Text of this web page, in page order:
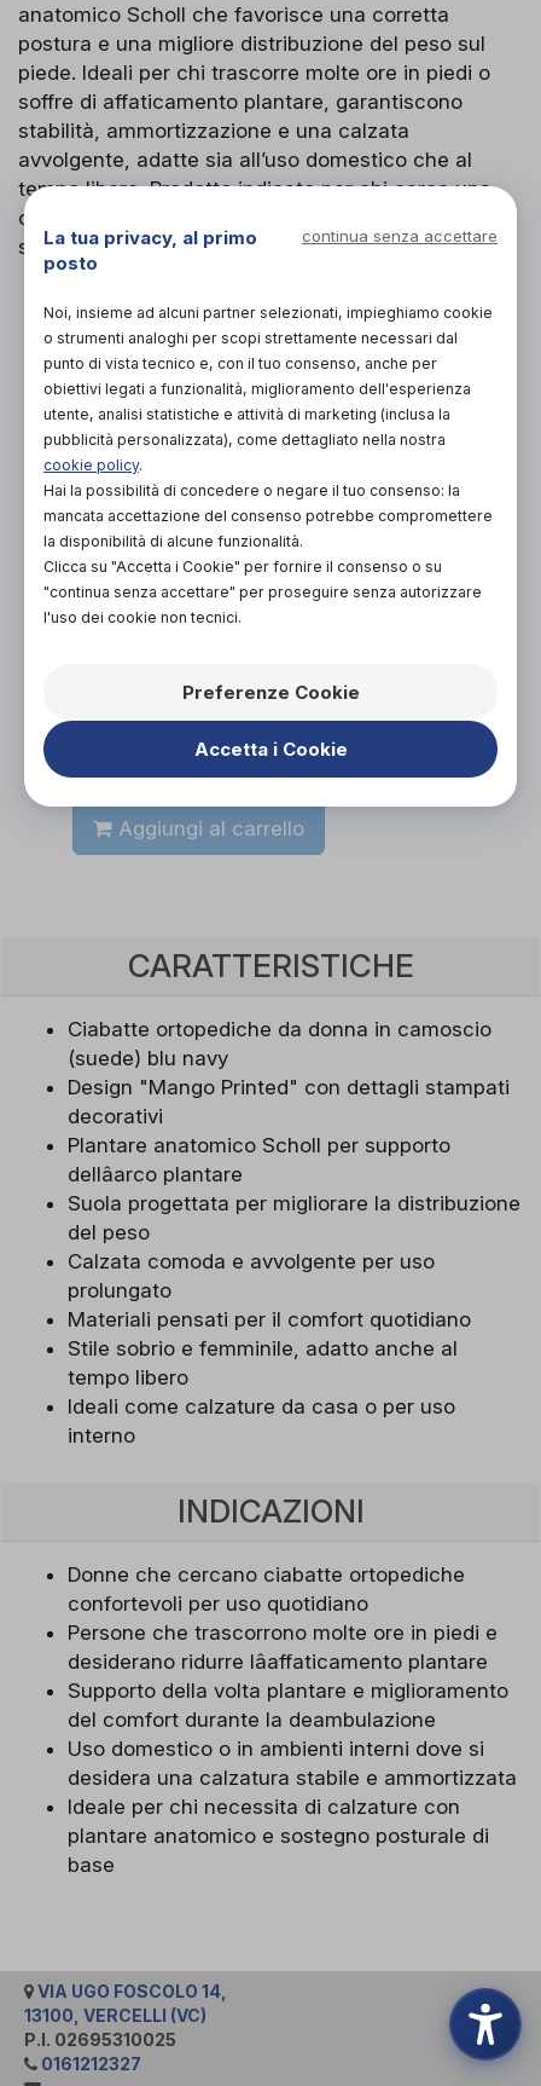
anatomico Scholl che favorisce una corretta
postura e una migliore distribuzione del peso sul
piede. Ideali per chi trascorre molte ore in piedi o
soffre di affaticamento plantare, garantiscono
stabilità, ammortizzazione e una calzata
avvolgente, adatte sia all’uso domestico che al
tempo libero. Prodotto indicato per chi cerca una
ciabatta confortevole senza rinunciare a uno stile
sobrio e femminile.
PROVA E ACQUISTA IN NEGOZIO
DA70,00€
PROVA E NOLEGGIA IN NEGOZIO
NON DISPONIBILE
ACQUISTA ONLINE
DA70,00€
Organizza prova in negozio
Scarica il coupon
Aggiungi al carrello
CARATTERISTICHE
Ciabatte ortopediche da donna in camoscio
(suede) blu navy
Design "Mango Printed" con dettagli stampati
decorativi
Plantare anatomico Scholl per supporto
dellâarco plantare
Suola progettata per migliorare la distribuzione
del peso
Calzata comoda e avvolgente per uso
prolungato
Materiali pensati per il comfort quotidiano
Stile sobrio e femminile, adatto anche al
tempo libero
Ideali come calzature da casa o per uso
interno
INDICAZIONI
Donne che cercano ciabatte ortopediche
confortevoli per uso quotidiano
Persone che trascorrono molte ore in piedi e
desiderano ridurre lâaffaticamento plantare
Supporto della volta plantare e miglioramento
del comfort durante la deambulazione
Uso domestico o in ambienti interni dove si
desidera una calzatura stabile e ammortizzata
Ideale per chi necessita di calzature con
plantare anatomico e sostegno posturale di
base
VIA UGO FOSCOLO 14,
13100, VERCELLI (VC)
P.I. 02695310025
0161212327
La tua privacy, al primo
posto
continua senza accettare
Noi, insieme ad alcuni partner selezionati, impieghiamo cookie
o strumenti analoghi per scopi strettamente necessari dal
punto di vista tecnico e, con il tuo consenso, anche per
obiettivi legati a funzionalità, miglioramento dell'esperienza
utente, analisi statistiche e attività di marketing (inclusa la
pubblicità personalizzata), come dettagliato nella nostra
cookie policy.
Hai la possibilità di concedere o negare il tuo consenso: la
mancata accettazione del consenso potrebbe compromettere
la disponibilità di alcune funzionalità.
Clicca su "Accetta i Cookie" per fornire il consenso o su
"continua senza accettare" per proseguire senza autorizzare
l'uso dei cookie non tecnici.
Preferenze Cookie
Accetta i Cookie